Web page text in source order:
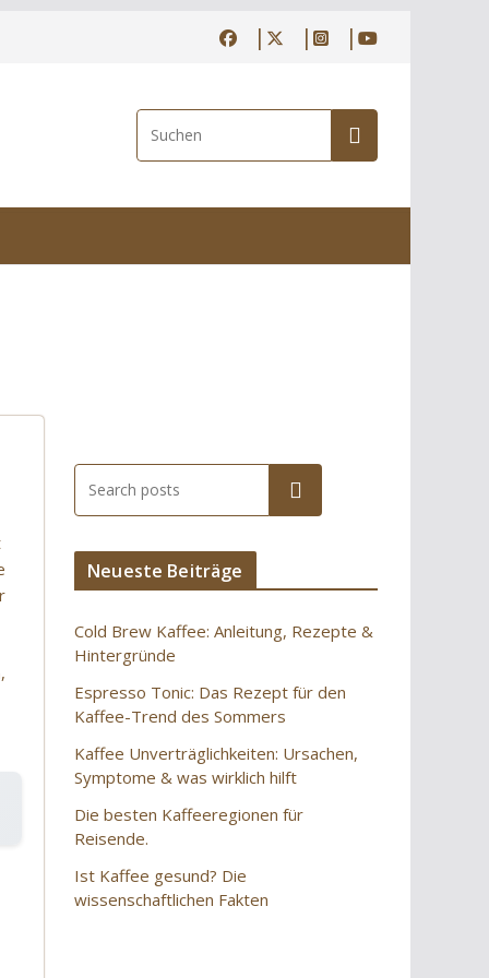
Suchen
Neueste Beiträge
Cold Brew Kaffee: Anleitung, Rezepte &
Hintergründe
Espresso Tonic: Das Rezept für den
Kaffee-Trend des Sommers
Kaffee Unverträglichkeiten: Ursachen,
Symptome & was wirklich hilft
Die besten Kaffeeregionen für
Reisende.
Ist Kaffee gesund? Die
wissenschaftlichen Fakten